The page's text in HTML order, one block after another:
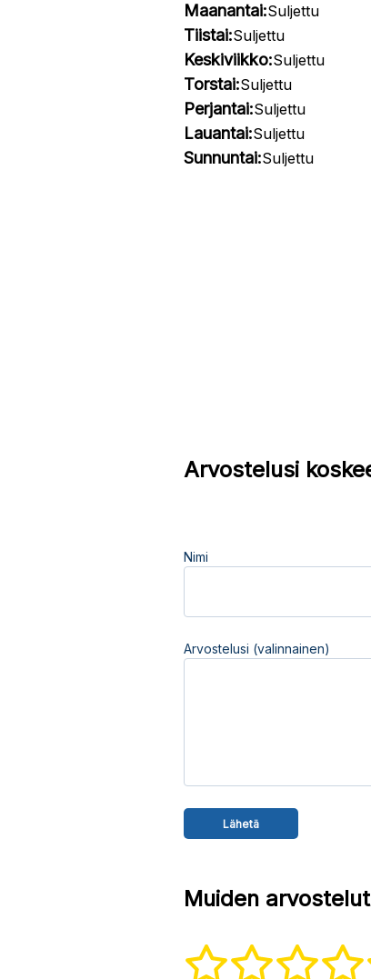
Maanantai:Suljettu
Tiistai:Suljettu
Keskiviikko:Suljettu
Torstai:Suljettu
Perjantai:Suljettu
Lauantai:Suljettu
Sunnuntai:Suljettu
Arvostelusi
Nimi
Arvostelusi (valinnainen)
Muiden